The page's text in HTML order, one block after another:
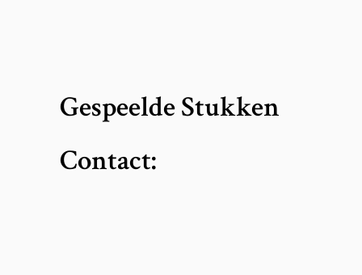
Gespeelde Stukken
Contact: